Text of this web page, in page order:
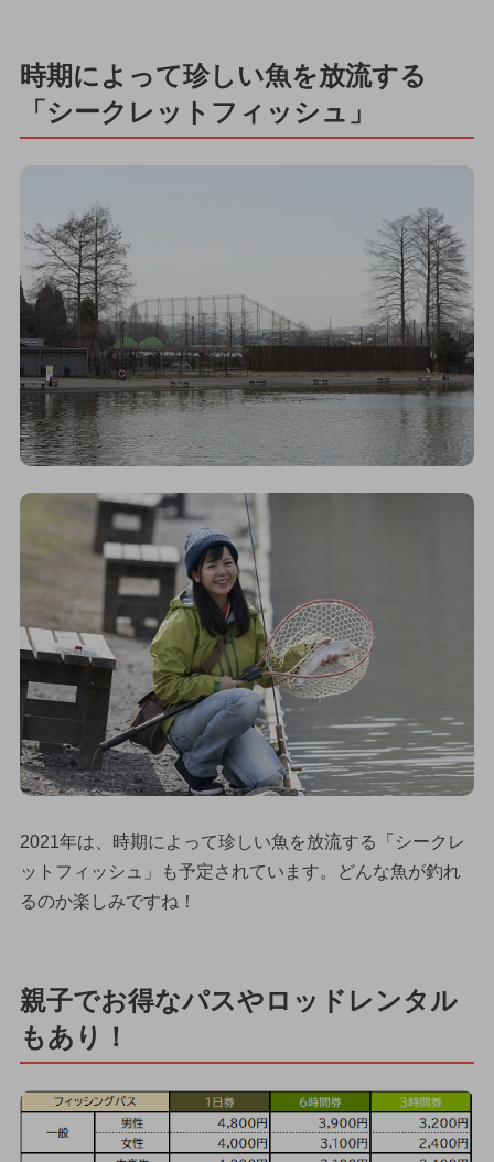
時期によって珍しい魚を放流する
「シークレットフィッシュ」
2021年は、時期によって珍しい魚を放流する「シークレ
ットフィッシュ」も予定されています。どんな魚が釣れ
るのか楽しみですね！
親子でお得なパスやロッドレンタル
もあり！